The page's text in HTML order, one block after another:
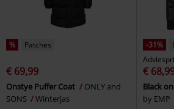
% Patches
€ 69,99
Onstye Puffer Coat
ONLY and
SONS
Winterjas
-31%
€
Black
by EMP